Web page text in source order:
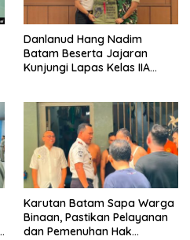
Danlanud Hang Nadim
Batam Beserta Jajaran
Kunjungi Lapas Kelas IIA
Karutan Batam Sapa Warga
Binaan, Pastikan Pelayanan
dan Pemenuhan Hak